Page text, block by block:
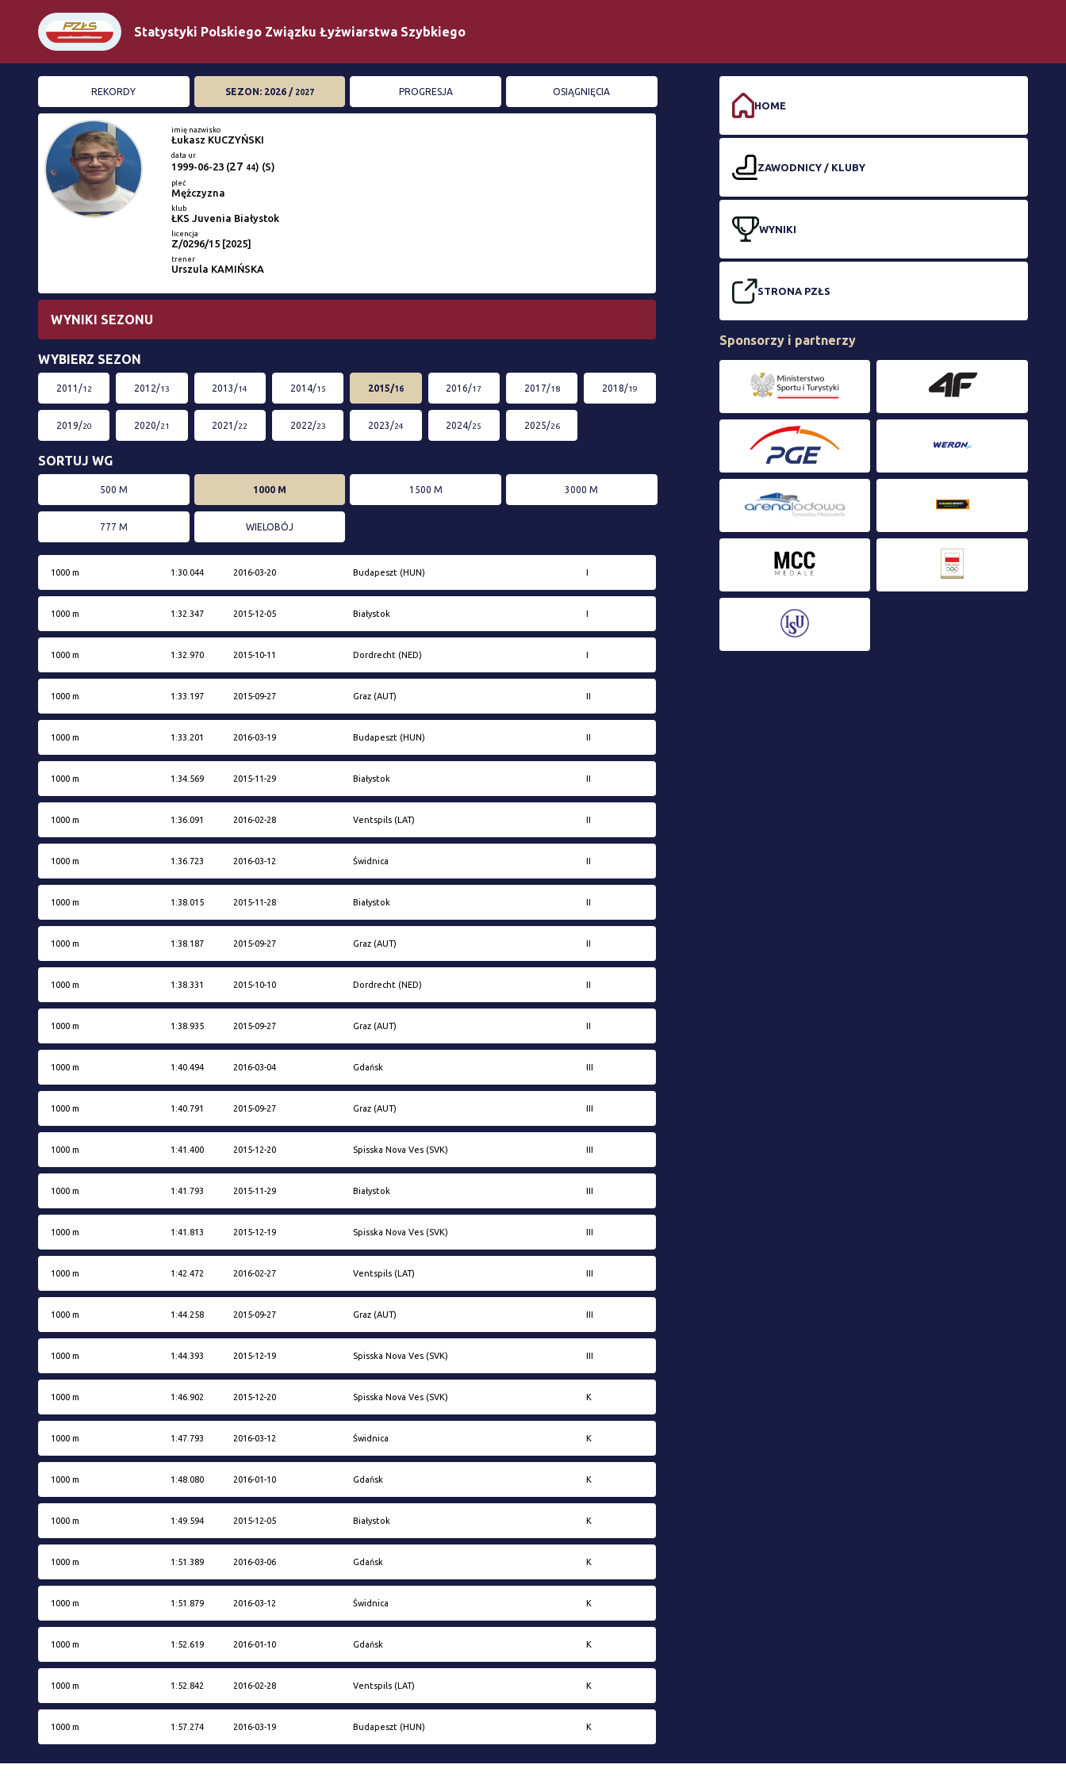
Statystyki Polskiego Związku Łyżwiarstwa Szybkiego
REKORDY SEZON: 2026 / 2027 PROGRESJA OSIĄGNIĘCIA
imię nazwisko
Łukasz KUCZYŃSKI
data ur.
1999-06-23 (27 44) (S)
płeć
Mężczyzna
klub
ŁKS Juvenia Białystok
licencja
Z/0296/15 [2025]
trener
Urszula KAMIŃSKA
WYNIKI SEZONU
WYBIERZ SEZON
2011/12 2012/13 2013/14 2014/15 2015/16 2016/17 2017/18 2018/19
2019/20 2020/21 2021/22 2022/23 2023/24 2024/25 2025/26
SORTUJ WG
500 M 1000 M 1500 M 3000 M
777 M WIELOBÓJ
1000 m 1:30.044 2016-03-20 Budapeszt (HUN) I
1000 m 1:32.347 2015-12-05 Białystok I
1000 m 1:32.970 2015-10-11 Dordrecht (NED) I
1000 m 1:33.197 2015-09-27 Graz (AUT) II
1000 m 1:33.201 2016-03-19 Budapeszt (HUN) II
1000 m 1:34.569 2015-11-29 Białystok II
1000 m 1:36.091 2016-02-28 Ventspils (LAT) II
1000 m 1:36.723 2016-03-12 Świdnica II
1000 m 1:38.015 2015-11-28 Białystok II
1000 m 1:38.187 2015-09-27 Graz (AUT) II
1000 m 1:38.331 2015-10-10 Dordrecht (NED) II
1000 m 1:38.935 2015-09-27 Graz (AUT) II
1000 m 1:40.494 2016-03-04 Gdańsk III
1000 m 1:40.791 2015-09-27 Graz (AUT) III
1000 m 1:41.400 2015-12-20 Spisska Nova Ves (SVK) III
1000 m 1:41.793 2015-11-29 Białystok III
1000 m 1:41.813 2015-12-19 Spisska Nova Ves (SVK) III
1000 m 1:42.472 2016-02-27 Ventspils (LAT) III
1000 m 1:44.258 2015-09-27 Graz (AUT) III
1000 m 1:44.393 2015-12-19 Spisska Nova Ves (SVK) III
1000 m 1:46.902 2015-12-20 Spisska Nova Ves (SVK) K
1000 m 1:47.793 2016-03-12 Świdnica K
1000 m 1:48.080 2016-01-10 Gdańsk K
1000 m 1:49.594 2015-12-05 Białystok K
1000 m 1:51.389 2016-03-06 Gdańsk K
1000 m 1:51.879 2016-03-12 Świdnica K
1000 m 1:52.619 2016-01-10 Gdańsk K
1000 m 1:52.842 2016-02-28 Ventspils (LAT) K
1000 m 1:57.274 2016-03-19 Budapeszt (HUN) K
HOME
ZAWODNICY / KLUBY
WYNIKI
STRONA PZŁS
Sponsorzy i partnerzy